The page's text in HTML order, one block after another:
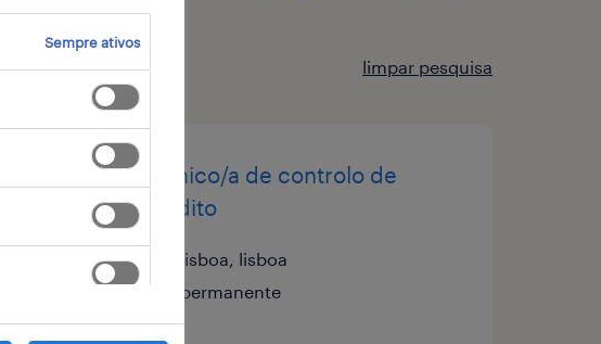
limpar pesquisa
técnico/a de controlo de
crédito
lisboa, lisboa
permanente
Sempre ativos